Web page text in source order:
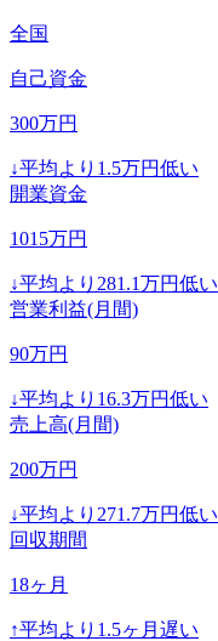
全国
自己資金
300万円
↓平均より 1.5万円低い
開業資金
1015万円
↓平均より 281.1万円低い
営業利益(月間)
90万円
↓平均より 16.3万円低い
売上高(月間)
200万円
↓平均より 271.7万円低い
回収期間
18ヶ月
↑平均より 1.5ヶ月遅い